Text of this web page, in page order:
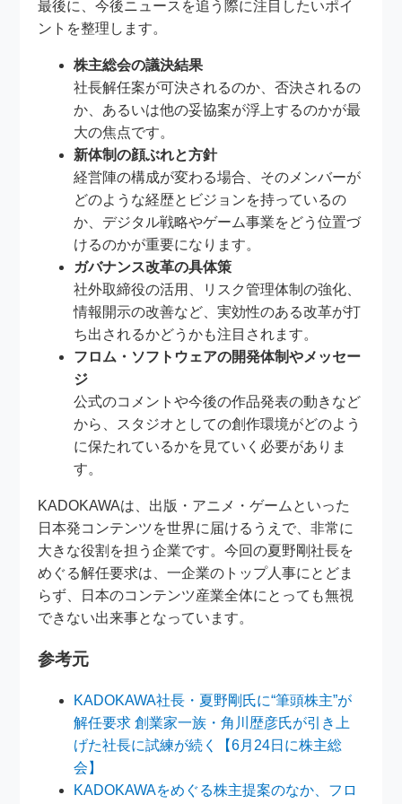
最後に、今後ニュースを追う際に注目したいポイ
ントを整理します。
株主総会の議決結果
社長解任案が可決されるのか、否決されるの
か、あるいは他の妥協案が浮上するのかが最
大の焦点です。
新体制の顔ぶれと方針
経営陣の構成が変わる場合、そのメンバーが
どのような経歴とビジョンを持っているの
か、デジタル戦略やゲーム事業をどう位置づ
けるのかが重要になります。
ガバナンス改革の具体策
社外取締役の活用、リスク管理体制の強化、
情報開示の改善など、実効性のある改革が打
ち出されるかどうかも注目されます。
フロム・ソフトウェアの開発体制やメッセー
ジ
公式のコメントや今後の作品発表の動きなど
から、スタジオとしての創作環境がどのよう
に保たれているかを見ていく必要がありま
す。
KADOKAWAは、出版・アニメ・ゲームといった
日本発コンテンツを世界に届けるうえで、非常に
大きな役割を担う企業です。今回の夏野剛社長を
めぐる解任要求は、一企業のトップ人事にとどま
らず、日本のコンテンツ産業全体にとっても無視
できない出来事となっています。
参考元
KADOKAWA社長・夏野剛氏に“筆頭株主”が
解任要求 創業家一族・角川歴彦氏が引き上
げた社長に試練が続く【6月24日に株主総
会】
KADOKAWAをめぐる株主提案のなか、フロ